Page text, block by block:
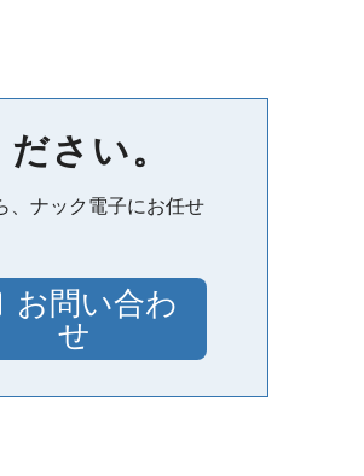
さい。
、ナック電子にお任せ
お問い合わ
せ